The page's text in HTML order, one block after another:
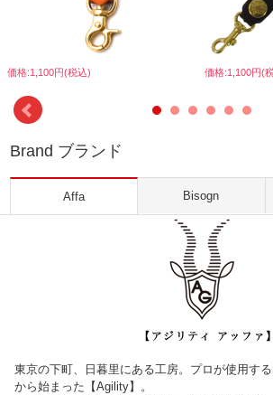
価格:1,100円(税込) 価格:1,100円(
Brand ブランド
Affa Bisogn
東京の下町、日暮里にある工房。プロが使用す
から始まった【Agility】。